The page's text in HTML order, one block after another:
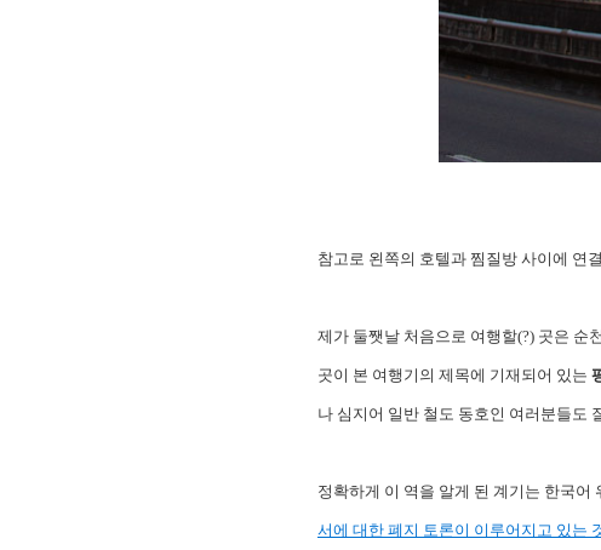
참고로 왼쪽의 호텔과 찜질방 사이에 연
제가 둘쨋날 처음으로 여행할(?) 곳은 순
곳이 본 여행기의 제목에 기재되어 있는
나 심지어 일반 철도 동호인 여러분들도
정확하게 이 역을 알게 된 계기는 한국
서에 대한 폐지 토론이 이루어지고 있는